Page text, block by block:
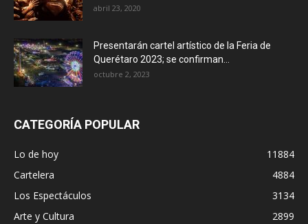
abril 23, 2020
Presentarán cartel artístico de la Feria de
Querétaro 2023; se confirman...
octubre 2, 2023
CATEGORÍA POPULAR
Lo de hoy
11884
Cartelera
4884
Los Espectáculos
3134
Arte y Cultura
2899